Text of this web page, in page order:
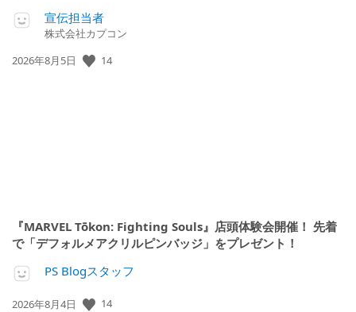
宣伝担当者
株式会社カプコン
公
2026年8月5日 14
『MARVEL Tōkon: Fighting Souls』店頭体験会開催！ 先着
で「デフォルメアクリルピンバッジ」をプレゼント！
PS Blogスタッフ
公
2026年8月4日 14